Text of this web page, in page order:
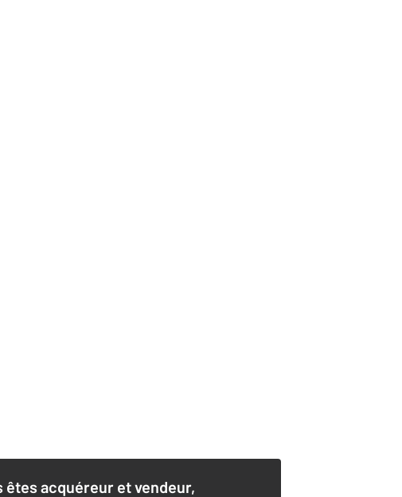
êtes acquéreur et vendeur,